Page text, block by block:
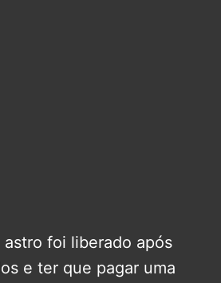
foi liberado após
e ter que pagar uma